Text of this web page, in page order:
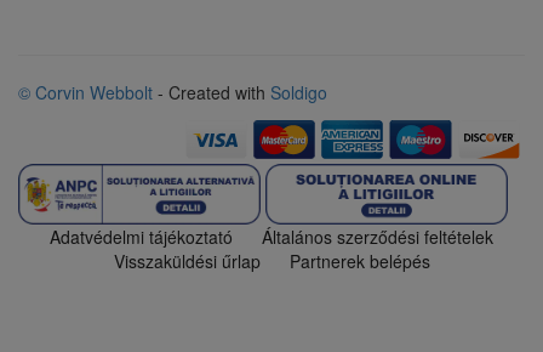
© Corvin Webbolt - Created with Soldigo
Adatvédelmi tájékoztató
Általános szerződési feltételek
Visszaküldési űrlap
Partnerek belépés